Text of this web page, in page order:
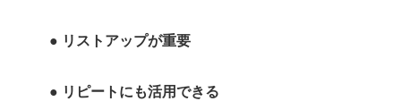
● リストアップが重要
● リピートにも活用できる